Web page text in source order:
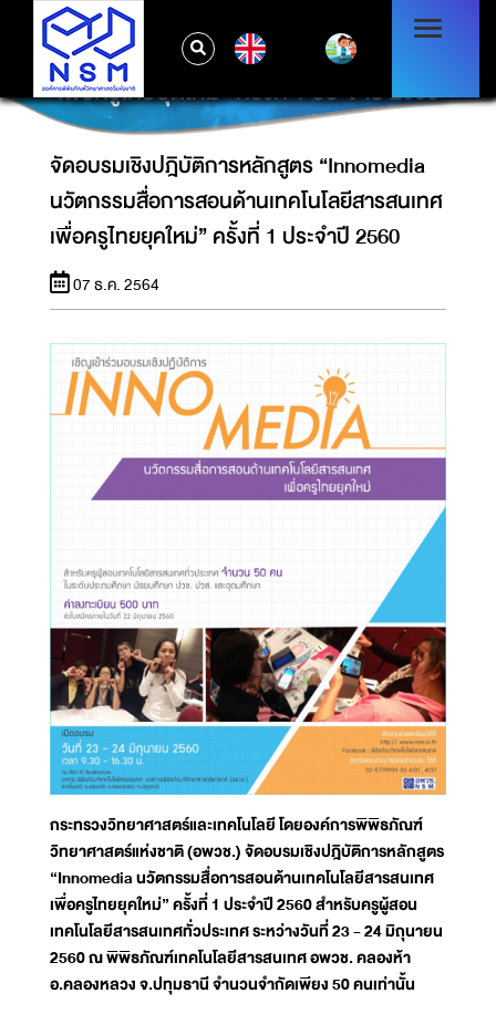
จัดอบรมเชิงปฎิบัติการหลักสูตร “INNOMEDIA
นวัตกรรมสื่อการสอนด้านเทคโนโลยีสารสนเทศ
เพื่อครูไทยยุคใหม่” ครั้งที่ 1 ประจำปี 2560
จัดอบรมเชิงปฎิบัติการหลักสูตร “Innomedia
นวัตกรรมสื่อการสอนด้านเทคโนโลยีสารสนเทศ
เพื่อครูไทยยุคใหม่” ครั้งที่ 1 ประจำปี 2560
07 ธ.ค. 2564
กระทรวงวิทยาศาสตร์และเทคโนโลยี โดยองค์การพิพิธภัณฑ์
วิทยาศาสตร์แห่งชาติ (อพวช.) จัดอบรมเชิงปฎิบัติการหลักสูตร
“Innomedia นวัตกรรมสื่อการสอนด้านเทคโนโลยีสารสนเทศ
เพื่อครูไทยยุคใหม่” ครั้งที่ 1 ประจำปี 2560 สำหรับครูผู้สอน
เทคโนโลยีสารสนเทศทั่วประเทศ ระหว่างวันที่ 23 - 24 มิถุนายน
2560 ณ พิพิธภัณฑ์เทคโนโลยีสารสนเทศ อพวช. คลองห้า
อ.คลองหลวง จ.ปทุมธานี จำนวนจำกัดเพียง 50 คนเท่านั้น